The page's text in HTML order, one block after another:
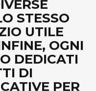
STESSO
UTILE
OGNI
DEDICATI
DI
PER